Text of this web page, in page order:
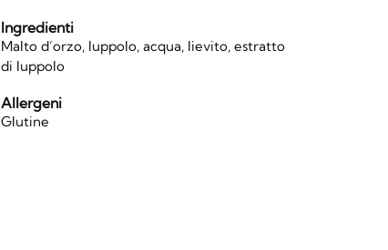
Ingredienti
Malto d’orzo, luppolo, acqua, lievito, estratto
di luppolo
Allergeni
Glutine